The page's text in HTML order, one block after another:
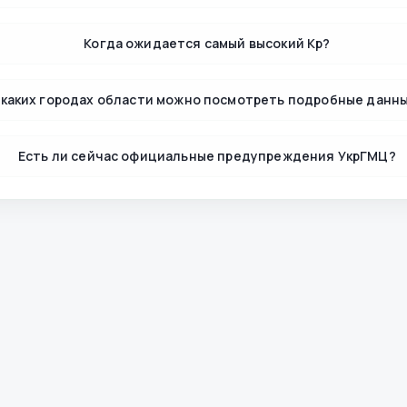
Когда ожидается самый высокий Kp?
городах области можно посмотреть подробные
Есть ли сейчас официальные предупреждения УкрГМЦ?